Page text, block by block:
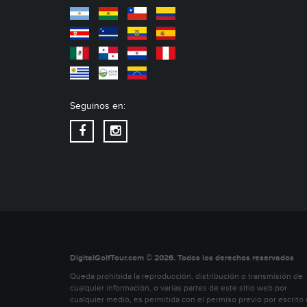
Seguinos en:
DigitalGolfTour.com © 2026. Todos los derechos reservados
Queda prohibida la reproducción, distribución o transmisión de
cualquier información, o varias partes de este sitio web por
cualquier medio, es permitida con el permiso previo por escrito